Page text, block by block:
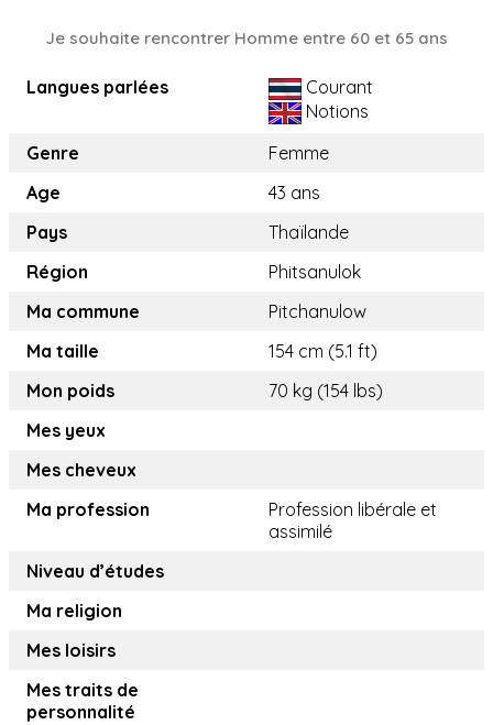
Je souhaite rencontrer Homme entre 60 et 65 ans
Langues parlées
Courant
Notions
Genre
Femme
Age
43 ans
Pays
Thaïlande
Région
Phitsanulok
Ma commune
Pitchanulow
Ma taille
154 cm (5.1 ft)
Mon poids
70 kg (154 lbs)
Mes yeux
Mes cheveux
Ma profession
Profession libérale et
assimilé
Niveau d’études
Ma religion
Mes loisirs
Mes traits de
personnalité